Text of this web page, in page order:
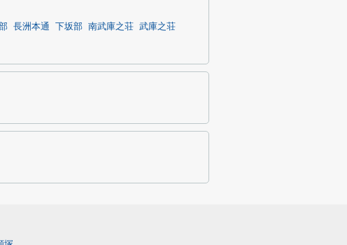
長洲本通 下坂部 南武庫之荘 武庫之荘